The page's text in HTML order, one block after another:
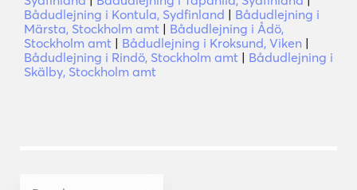
Bådudlejning i Kontula, Sydfinland | Bådudlejning i
Märsta, Stockholm amt | Bådudlejning i Ådö,
Stockholm amt | Bådudlejning i Kroksund, Viken |
Bådudlejning i Rindö, Stockholm amt | Bådudlejning i
Skälby, Stockholm amt